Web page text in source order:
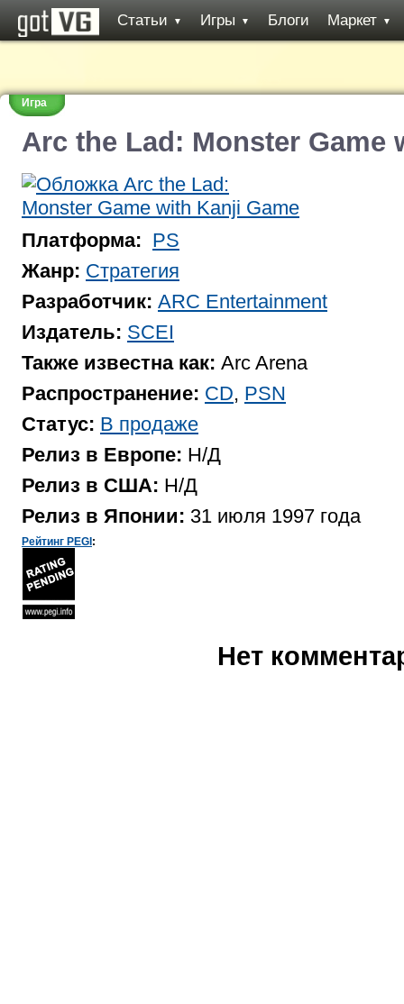
Статьи ▼ Игры ▼ Блоги Маркет ▼
Игра
Arc the Lad: Monster Game
Платформа: PS
Жанр: Стратегия
Разработчик: ARC Entertainment
Издатель: SCEI
Также известна как: Arc Arena
Распространение: CD, PSN
Статус: В продаже
Релиз в Европе: Н/Д
Релиз в США: Н/Д
Релиз в Японии: 31 июля 1997 года
Рейтинг PEGI :
Нет